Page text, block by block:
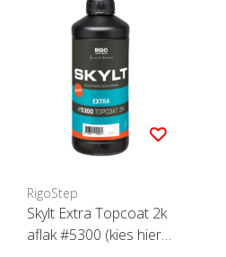
RigoStep
Skylt Extra Topcoat 2k
aflak #5300 (kies hier u